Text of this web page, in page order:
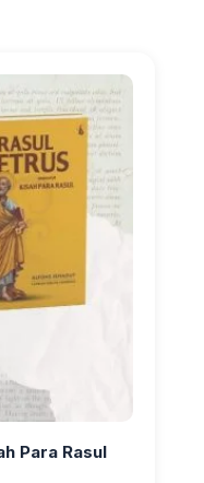
Para Rasul